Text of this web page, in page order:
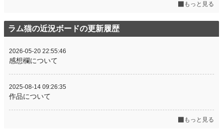
もっと見る
ラム猫の近況ボードの更新履歴
2026-05-20 22:55:46
感想欄について
2025-08-14 09:26:35
作品について
もっと見る